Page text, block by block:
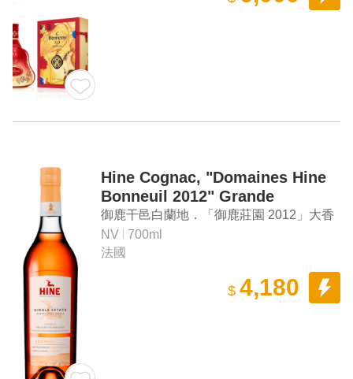
Hine Cognac, "Domaines Hine
Bonneuil 2012" Grande
Champagne Cognac
御鹿干邑白蘭地．「御鹿莊園 2012」大香
檳區干邑白蘭地
NV
700ml
法國
$ 4,180